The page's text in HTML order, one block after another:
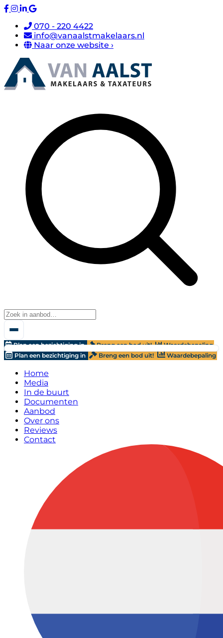
070 - 220 4422
info@vanaalstmakelaars.nl
Naar onze website ›
Plan een bezichtiging in Breng een bod uit!
Waardebepaling
Plan een bezichtiging in
Breng een bod uit! Waardebepaling
Home
Media
In de buurt
Documenten
Aanbod
Over ons
Reviews
Contact